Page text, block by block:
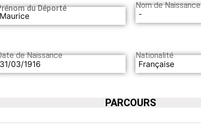
du Déporté
Maurice
Nom de Naissance
-
de Naissance
31/03/1916
Nationalité
Française
PARCOURS